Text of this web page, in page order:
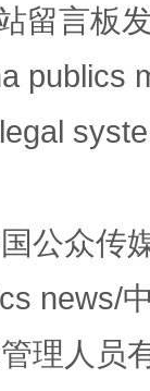
留言板
publics
公众传
news/
理人员